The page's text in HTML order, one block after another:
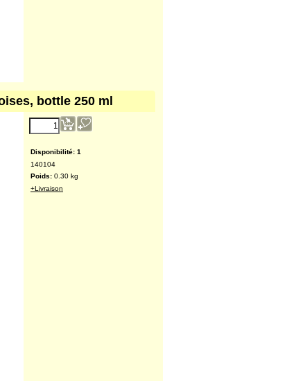
bottle 250 ml
Disponibilité: 1
140104
Poids: 0.30 kg
+Livraison